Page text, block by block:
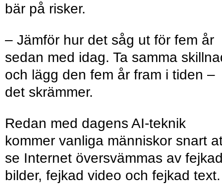
bär på risker.
– Jämför hur det såg ut för fem år
sedan med idag. Ta samma
och lägg den fem år fram i tiden –
det skrämmer.
Redan med dagens AI-teknik
kommer vanliga människor snart
se Internet översvämmas av
bilder, fejkad video och fejkad text.